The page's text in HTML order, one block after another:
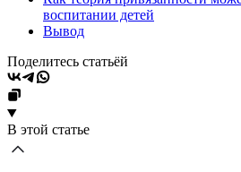
воспитании детей
Вывод
Поделитесь статьёй
В этой статье